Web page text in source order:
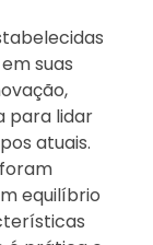
suas
para lidar
atuais.
equilíbrio